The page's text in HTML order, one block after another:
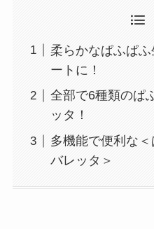
柔らかなぱふぱ
ートに！
全部で6種類のぱ
ッタ！
多機能で便利な＜
バレッタ＞